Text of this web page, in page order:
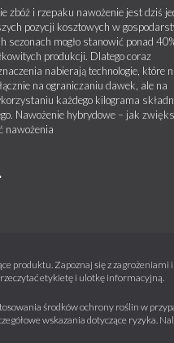
zbóż i rzepaku nawożenie jest dziś
pozycji kosztowych w
sezonach mogło stanowić ponad
produkcji. Dlatego coraz
nabierają technologie, które
na ograniczaniu dawek, ale na
każdego kilograma
Nawożenie hybrydowe – jak
nawożenia
produktu. Zapoznaj się z zagrożeniami
etykietę i ulotkę informacyjną.
środków ochrony roślin w
wskazania dotyczące ryzyka.